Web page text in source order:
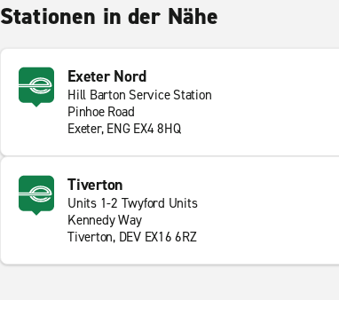
Stationen in der Nähe
Exeter Nord
Hill Barton Service Station
Pinhoe Road
Exeter, ENG EX4 8HQ
Tiverton
Units 1-2 Twyford Units
Kennedy Way
Tiverton, DEV EX16 6RZ